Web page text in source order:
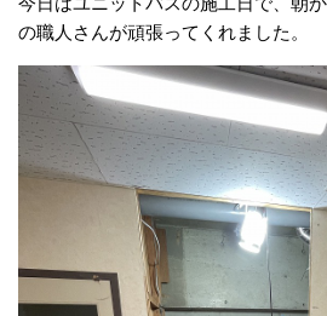
の職人さんが頑張ってくれました。